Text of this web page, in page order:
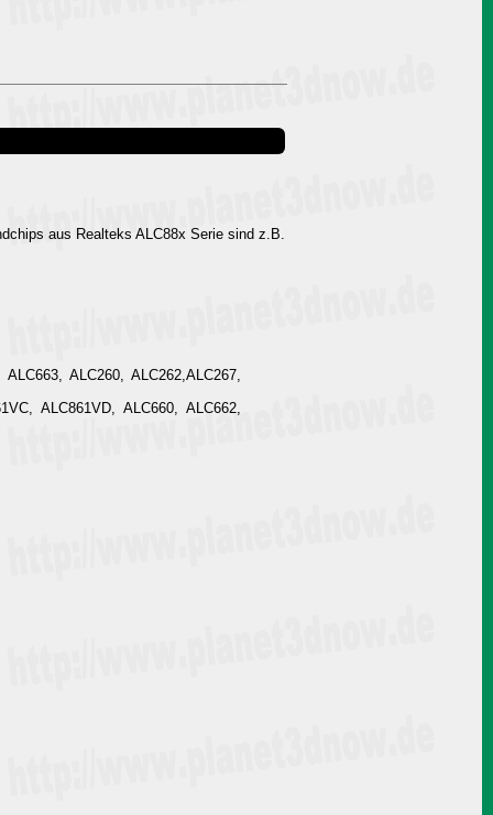
aus Realteks ALC88x Serie sind z.B.
ALC260, ALC262,ALC267,
ALC861VD, ALC660, ALC662,